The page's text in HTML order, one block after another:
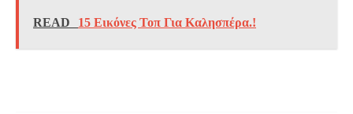
READ 15 Εικόνες Τοπ Για Καλησπέρα.!